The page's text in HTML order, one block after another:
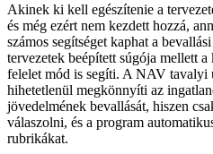
Akinek ki kell egészítenie a
és még ezért nem kezdett hozzá,
számos segítséget kaphat a
tervezetek beépített súgója mellett
felelet mód is segíti. A NAV tavalyi
hihetetlenül megkönnyíti az
jövedelmének bevallását, hiszen
válaszolni, és a program
rubrikákat.